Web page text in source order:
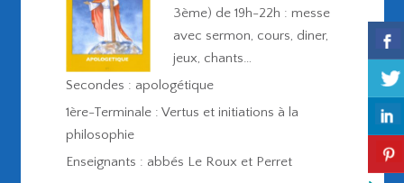
3ème) de 19h-22h : messe
avec sermon, cours, diner,
jeux, chants…
Secondes : apologétique
1ère-Terminale : Vertus et initiations à la
philosophie
Enseignants : abbés Le Roux et Perret